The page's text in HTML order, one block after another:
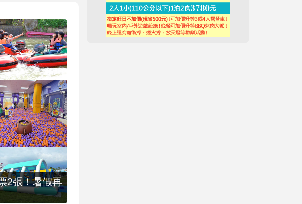
2張！暑假再